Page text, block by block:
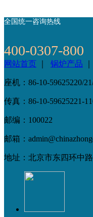
全国统一咨询热线
400-0307-800
网站首页 锅炉产品
座机：86-10-59625220/
传真：86-10-59625221-
邮编：100022
邮箱：
地址：北京市东四环中